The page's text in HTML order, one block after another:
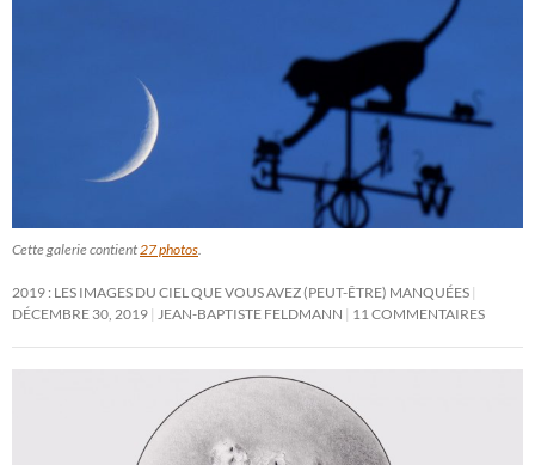
Cette galerie contient27 photos.
2019 : LES IMAGES DU CIEL QUE VOUS AVEZ (PEUT-ÊTRE) MANQUÉES
DÉCEMBRE 30, 2019 JEAN-BAPTISTE FELDMANN 11 COMMENTAIRES